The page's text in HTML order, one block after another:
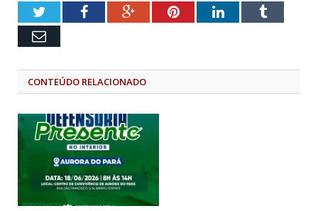
TwitterFacebookGoogle+PinterestLinkedInTumblr
Email
CONTEÚDO RELACIONADO